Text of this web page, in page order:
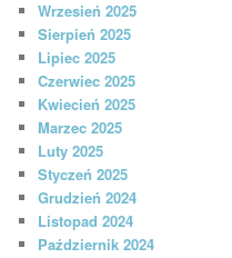
Wrzesień 2025
Sierpień 2025
Lipiec 2025
Czerwiec 2025
Kwiecień 2025
Marzec 2025
Luty 2025
Styczeń 2025
Grudzień 2024
Listopad 2024
Październik 2024